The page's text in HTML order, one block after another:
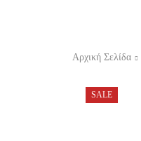
Αρχική Σελίδα
SALE